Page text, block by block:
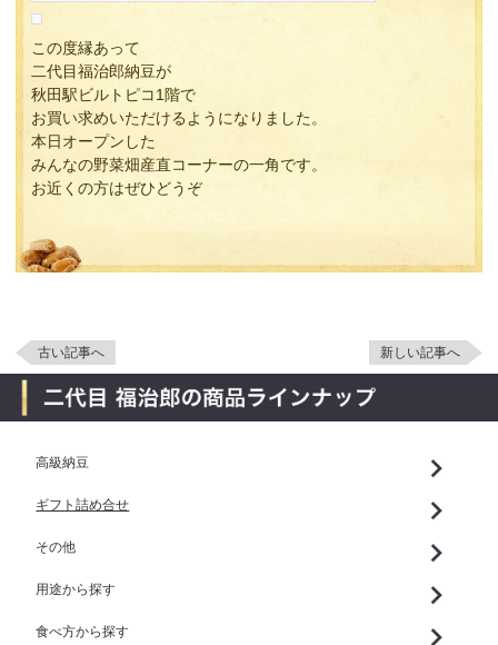
この度縁あって
二代目福治郎納豆が
秋田駅ビルトピコ1階で
お買い求めいただけるようになりました。
本日オープンした
みんなの野菜畑産直コーナーの一角です。
お近くの方はぜひどうぞ
古い記事へ 新しい記事へ
高級納豆
ギフト詰め合せ
その他
用途から探す
食べ方から探す